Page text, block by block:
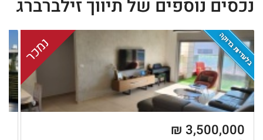
נכסים נוספים של תיווך זילברברג
בלעדיות בדוקה נמכר
3,500,000 ₪